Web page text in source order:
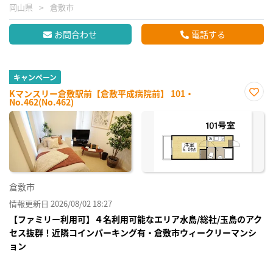
岡山県 倉敷市
お問合わせ 電話する
キャンペーン
Kマンスリー倉敷駅前【倉敷平成病院前】 101・
No.462(No.462)
に入
倉敷市
情報更新日 2026/08/02 18:27
【ファミリー利用可】４名利用可能なエリア水島/総社/玉島のアク
セス抜群！近隣コインパーキング有・倉敷市ウィークリーマンシ
ョン